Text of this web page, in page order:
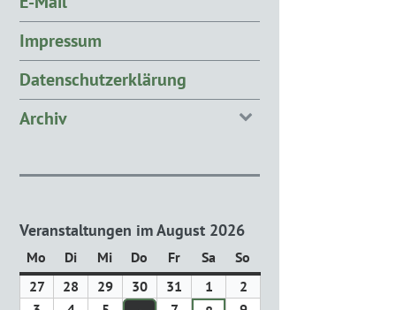
Impressum
Datenschutzerklärung
Archiv
Veranstaltungen im August 2026
Mo Montag
DiDienstag
Mi Mittwoch
Do Donnerstag
FrFreitag
Sa Samstag
So
2727. 28 29 30 31 1 2